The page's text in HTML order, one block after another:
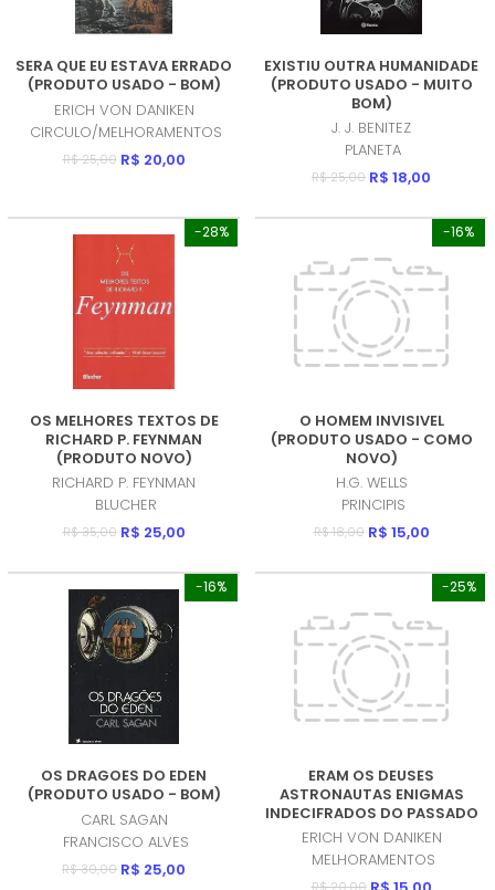
SERA QUE EU ESTAVA ERRADO
(PRODUTO USADO - BOM)
ERICH VON DANIKEN
CIRCULO/MELHORAMENTOS
R$ 25,00 R$ 20,00
EXISTIU OUTRA HUMANIDADE
(PRODUTO USADO - MUITO
BOM)
J. J. BENITEZ
PLANETA
R$ 25,00 R$ 18,00
-28%
OS MELHORES TEXTOS DE
RICHARD P. FEYNMAN
(PRODUTO NOVO)
RICHARD P. FEYNMAN
BLUCHER
R$ 35,00 R$ 25,00
-16%
O HOMEM INVISIVEL
(PRODUTO USADO - COMO
NOVO)
H.G. WELLS
PRINCIPIS
R$ 18,00 R$ 15,00
-16%
OS DRAGOES DO EDEN
(PRODUTO USADO - BOM)
CARL SAGAN
FRANCISCO ALVES
R$ 30,00 R$ 25,00
-25%
ERAM OS DEUSES
ASTRONAUTAS ENIGMAS
INDECIFRADOS DO PASSADO
(PRODUTO USADO - BOM)
ERICH VON DANIKEN
MELHORAMENTOS